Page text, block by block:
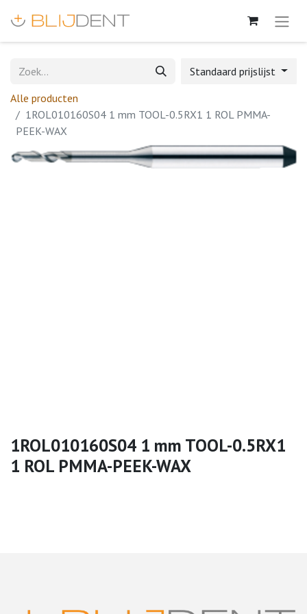
Standaard prijslijst
Alle producten
1ROL010160S04 1 mm TOOL-0.5RX1 1 ROL PMMA-
PEEK-WAX
1ROL010160S04 1 mm TOOL-0.5RX1
1 ROL PMMA-PEEK-WAX